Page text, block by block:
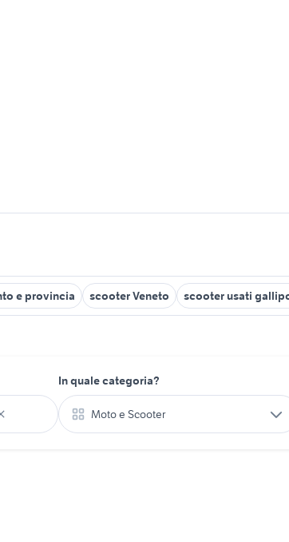
e provincia scooter Veneto scooter usati
In quale categoria?
Moto e Scooter